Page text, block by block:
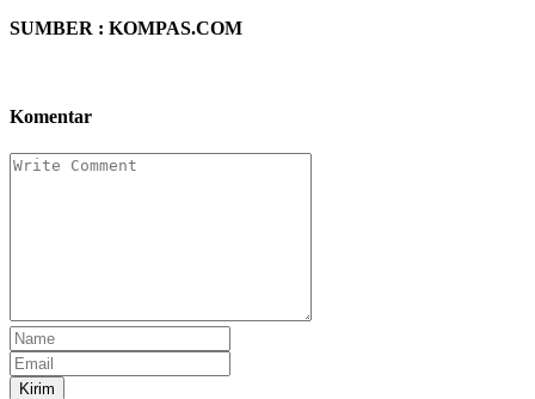
SUMBER : KOMPAS.COM
Komentar
Kirim